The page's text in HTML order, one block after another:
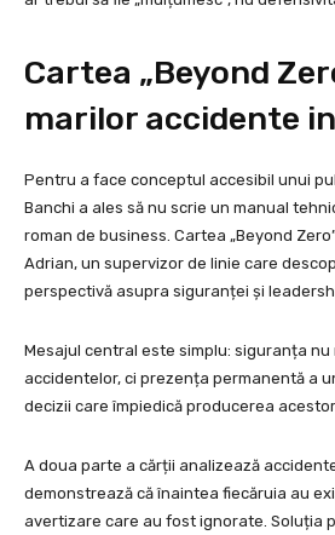
Cartea „Beyond
marilor accidente
Pentru a face conceptul accesibil unui
Banchi a ales să nu scrie un manual
roman de business. Cartea „Beyond
Adrian, un supervizor de linie care
perspectivă asupra siguranței și
Mesajul central este simplu: siguranța
accidentelor, ci prezența permanentă a
decizii care împiedică producerea
A doua parte a cărții analizează
demonstrează că înaintea fiecăruia au
avertizare care au fost ignorate. Soluția